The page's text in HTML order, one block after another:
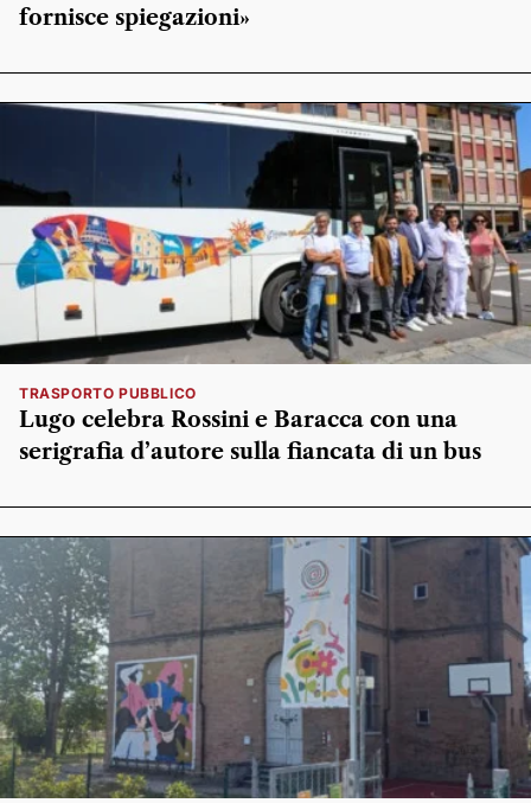
fornisce spiegazioni»
TRASPORTO PUBBLICO
Lugo celebra Rossini e Baracca con una
serigrafia d’autore sulla fiancata di un bus